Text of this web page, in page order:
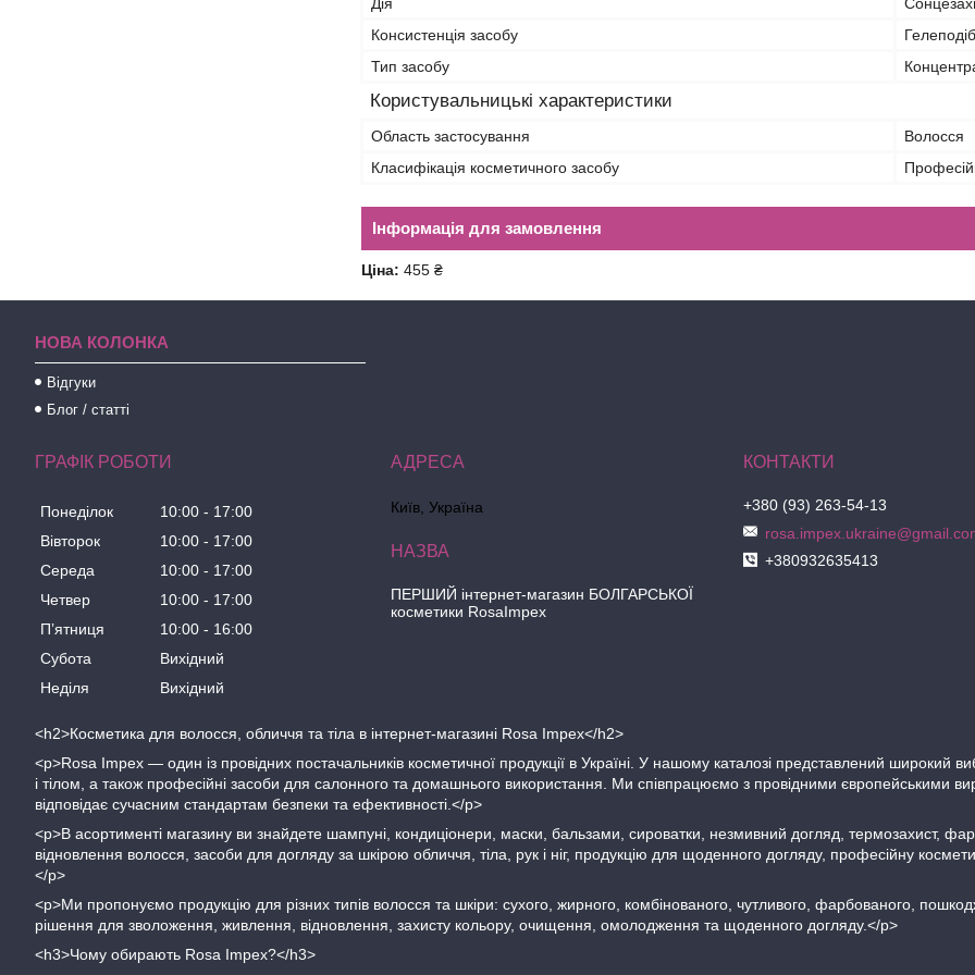
Консистенція засобу
Тип засобу
Користувальницькі характеристики
Область застосування
Волосся
Класифікація косметичного засобу
Інформація для замовлення
Ціна: 455 ₴
НОВА КОЛОНКА
Відгуки
Блог / статті
ГРАФІК РОБОТИ
Понеділок 10:00
17:00
Вівторок
10:00
17:00
Середа
10:00
17:00
Четвер
10:00
17:00
Пʼятниця
10:00
16:00
Субота
Вихідний
Неділя
Вихідний
Київ, Україна
ПЕРШИЙ інтернет-магазин БОЛГАРСЬКОЇ
косметики RosaImpex
+380 (93) 263-54-13
+380932635413
<h2>Косметика для волосся, обличчя та тіла в інтернет-магазині Rosa Impex</h2>
<p>Rosa Impex — один із провідних постачальників косметичної продукції в Україні. У нашому каталозі представлений широкий
і тілом, а також професійні засоби для салонного та домашнього використання. Ми співпрацюємо з провідними європейськими
відповідає сучасним стандартам безпеки та ефективності.</p>
<p>В асортименті магазину ви знайдете шампуні, кондиціонери, маски, бальзами, сироватки, незмивний догляд, термозахист,
відновлення волосся, засоби для догляду за шкірою обличчя, тіла, рук і ніг, продукцію для щоденного догляду, професійну
</p>
<p>Ми пропонуємо продукцію для різних типів волосся та шкіри: сухого, жирного, комбінованого, чутливого, фарбованого,
рішення для зволоження, живлення, відновлення, захисту кольору, очищення, омолодження та щоденного догляду.</p>
<h3>Чому обирають Rosa Impex?</h3>